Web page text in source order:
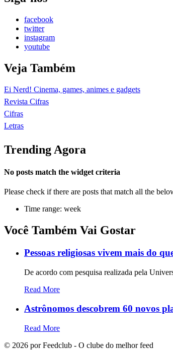
facebook
twitter
instagram
youtube
Veja Também
Ei Nerd! Cinema, games, animes e gadgets
Revista Cifras
Cifras
Letras
Trending Agora
No posts match the widget criteria
Please check if there are posts that match all the
Time range: week
Você Também Vai Gostar
Pessoas religiosas vivem mais do
De acordo com pesquisa realizada pela
Read More
Astrônomos descobrem 60 novos
Read More
© 2026 por Feedclub - O clube do melhor feed